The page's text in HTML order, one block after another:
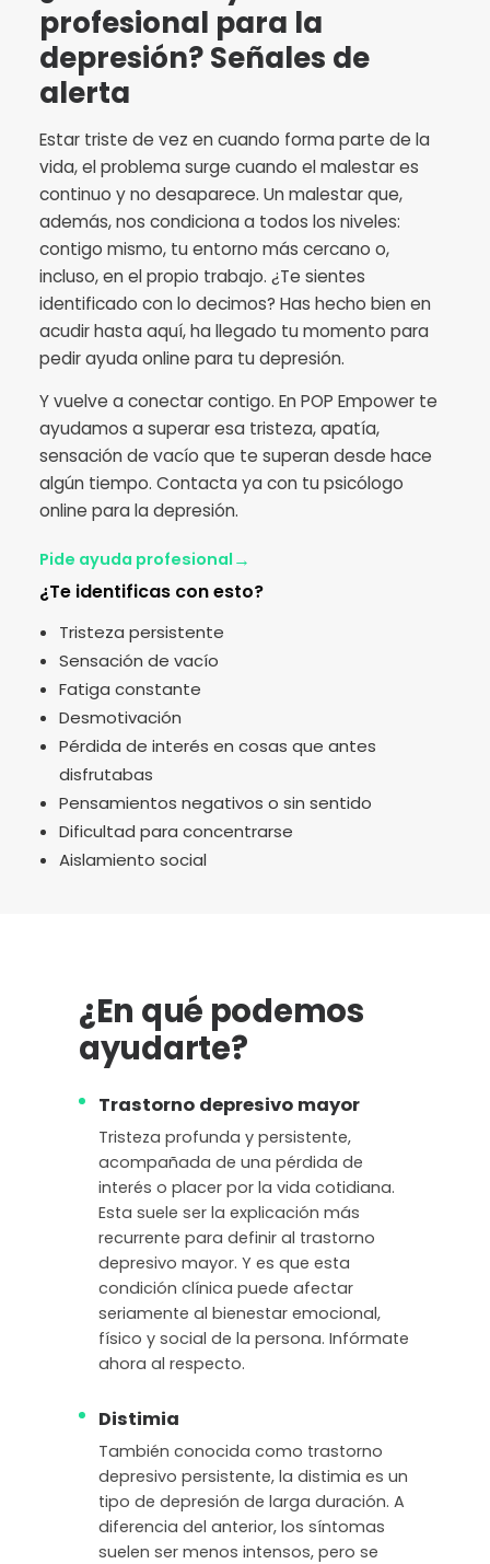
profesional para la
depresión? Señales de
alerta
Estar triste de vez en cuando forma parte de la
vida, el problema surge cuando el malestar es
continuo y no desaparece. Un malestar que,
además, nos condiciona a todos los niveles:
contigo mismo, tu entorno más cercano o,
incluso, en el propio trabajo. ¿Te sientes
identificado con lo decimos? Has hecho bien en
acudir hasta aquí, ha llegado tu momento para
pedir ayuda online para tu depresión.
Y vuelve a conectar contigo. En POP Empower te
ayudamos a superar esa tristeza, apatía,
sensación de vacío que te superan desde hace
algún tiempo. Contacta ya con tu psicólogo
online para la depresión.
Pide ayuda profesional →
¿Te identificas con esto?
Tristeza persistente
Sensación de vacío
Fatiga constante
Desmotivación
Pérdida de interés en cosas que antes
disfrutabas
Pensamientos negativos o sin sentido
Dificultad para concentrarse
Aislamiento social
¿En qué podemos
ayudarte?
Trastorno depresivo mayor
Tristeza profunda y persistente,
acompañada de una pérdida de
interés o placer por la vida cotidiana.
Esta suele ser la explicación más
recurrente para definir al trastorno
depresivo mayor. Y es que esta
condición clínica puede afectar
seriamente al bienestar emocional,
físico y social de la persona. Infórmate
ahora al respecto.
Distimia
También conocida como trastorno
depresivo persistente, la distimia es un
tipo de depresión de larga duración. A
diferencia del anterior, los síntomas
suelen ser menos intensos, pero se